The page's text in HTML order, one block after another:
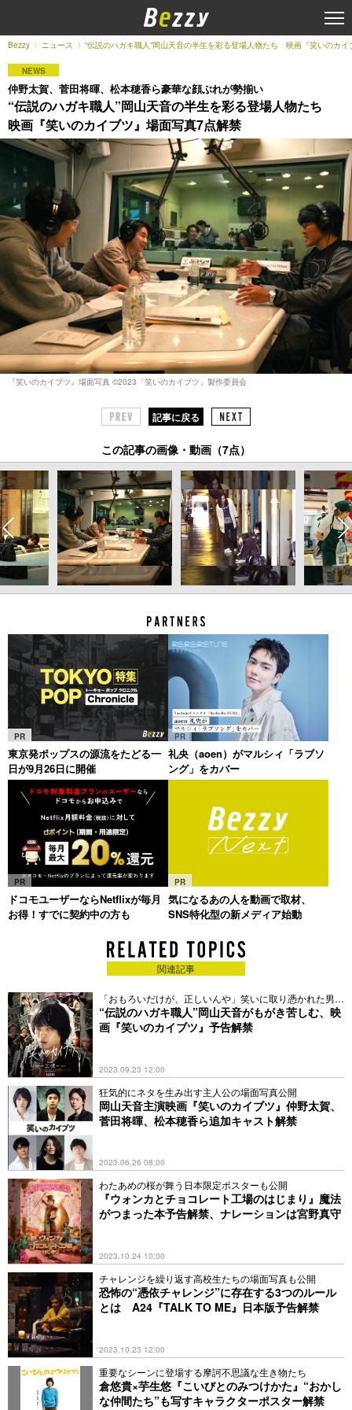
Bezzy ニュース “伝説のハガキ職人”岡山天音の半生を彩る登場人物たち 映画『笑いのカ
NEWS
仲野太賀、菅田将暉、松本穂香ら豪華な顔ぶれが勢揃い
“伝説のハガキ職人”岡山天音の半生を彩る登場人物たち
映画『笑いのカイブツ』場面写真7点解禁
『笑いのカイブツ』場面写真 ©︎2023「笑いのカイブツ」製作委員会
記事に戻る
この記事の画像・動画（7点）
PR
東京発ポップスの源流をたどる一
日が9月26日に開催
PR
礼央（aoen）がマルシィ「ラブソ
ング」をカバー
PR
ドコモユーザーならNetflixが毎月
お得！すでに契約中の方も
PR
気になるあの人を動画で取材、
SNS特化型の新メディア始動
関連記事
「おもろいだけが、正しいんや」笑いに取り憑かれた男の
実話
“伝説のハガキ職人”岡山天音がもがき苦しむ、映
画『笑いのカイブツ』予告解禁
2023.09.23 12:00
狂気的にネタを生み出す主人公の場面写真公開
岡山天音主演映画『笑いのカイブツ』仲野太賀、
菅田将暉、松本穂香ら追加キャスト解禁
2023.06.26 08:00
わたあめの桜が舞う日本限定ポスターも公開
『ウォンカとチョコレート工場のはじまり』魔法
がつまった本予告解禁、ナレーションは宮野真守
2023.10.24 10:00
チャレンジを繰り返す高校生たちの場面写真も公開
恐怖の“憑依チャレンジ”に存在する3つのルール
とは A24『TALK TO ME』日本版予告解禁
2023.10.23 12:00
重要なシーンに登場する摩訶不思議な生き物たち
倉悠貴×芋生悠『こいびとのみつけかた』“おかし
な仲間たち”も写すキャラクターポスター解禁